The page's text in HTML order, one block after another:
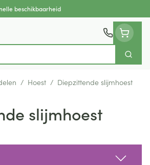
beschikbaarheid
Zoek
/ Hoest / Diepzittende slijmhoest
slijmhoest